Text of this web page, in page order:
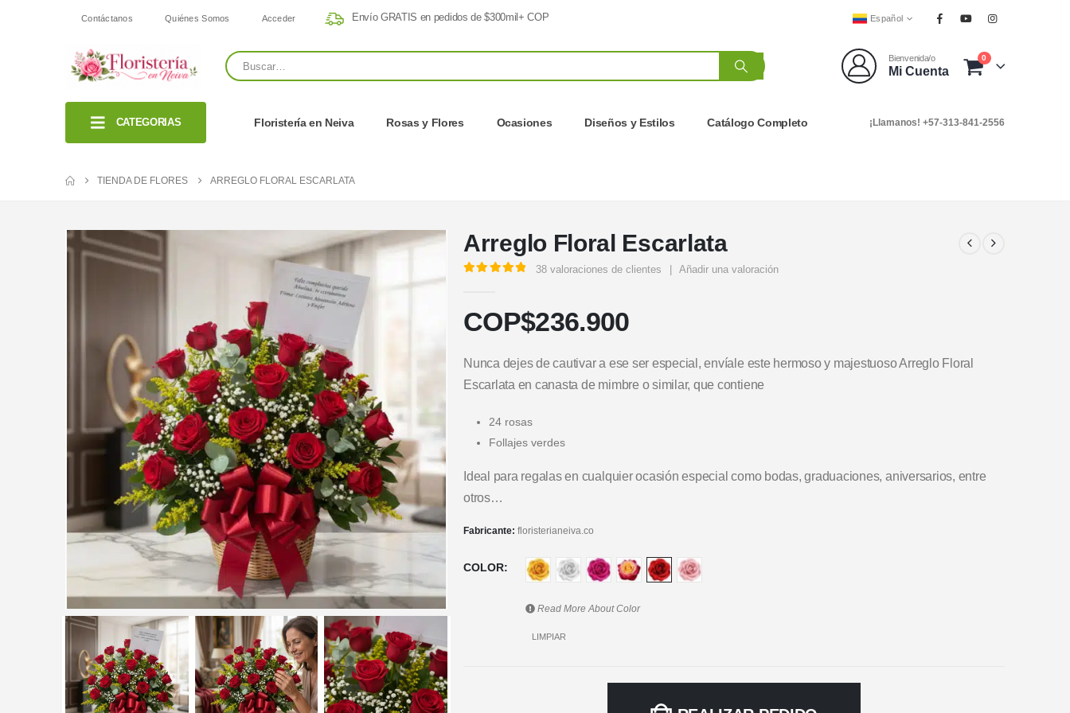
Contáctanos Quiénes Somos Acceder Envío GRATIS en pedidos de $300mil+ COP Español
Bienvenida/o
Mi Cuenta
0
CATEGORIAS Floristería en Neiva Rosas y Flores Ocasiones Diseños y Estilos Catálogo Completo ¡Llamanos! +57-313-841-2556
TIENDA DE FLORES ARREGLO FLORAL ESCARLATA
Arreglo Floral Escarlata
38 valoraciones de clientes Añadir una valoración
COP$236.900
Nunca dejes de cautivar a ese ser especial, envíale este hermoso y majestuoso Arreglo Floral
Escarlata en canasta de mimbre o similar, que contiene
24 rosas
Follajes verdes
Ideal para regalas en cualquier ocasión especial como bodas, graduaciones, aniversarios, entre
otros…
Fabricante: floristerianeiva.co
COLOR
Read More AboutColor
LIMPIAR